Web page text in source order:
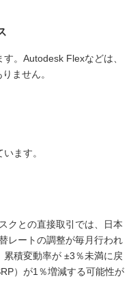
。Autodesk Flexなどは、
ません。
ます。
クとの直接取引では、日本
レートの調整が毎月行われ
積変動率が ±3％未満に戻
）が1％増減する可能性が